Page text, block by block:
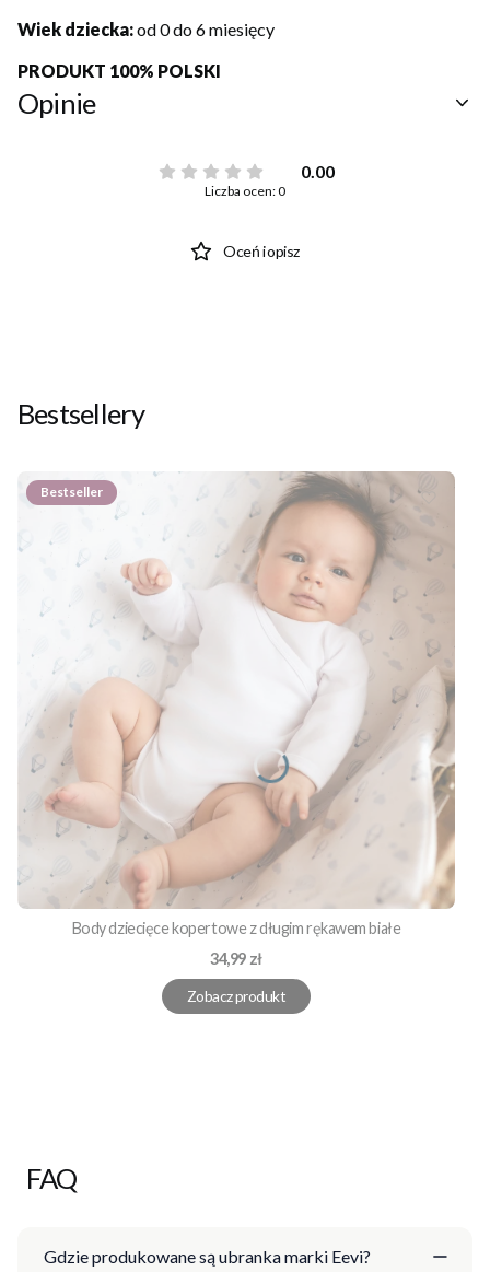
Wiek dziecka:od 0 do 6 miesięcy
PRODUKT 100% POLSKI
Opinie
0.00
Liczba ocen: 0
Oceń i opisz
Bestsellery
Bestseller
Body dziecięce kopertowe z długim rękawem białe
Cena
34,99 zł
Zobacz produkt
FAQ
Gdzie produkowane są ubranka marki Eevi?